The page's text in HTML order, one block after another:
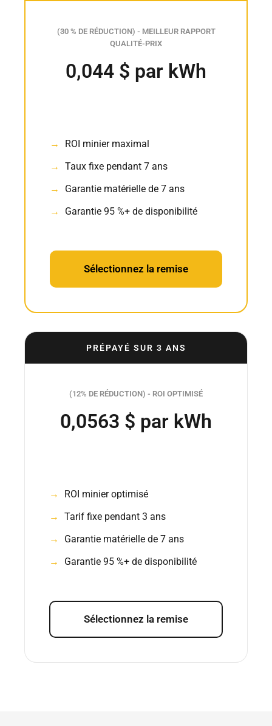
(30 % DE RÉDUCTION) - MEILLEUR RAPPORT
QUALITÉ-PRIX
0,044 $ par kWh
ROI minier maximal
Taux fixe pendant 7 ans
Garantie matérielle de 7 ans
Garantie 95 %+ de disponibilité
Sélectionnez la remise
PRÉPAYÉ SUR 3 ANS
(12% DE RÉDUCTION) - ROI OPTIMISÉ
0,0563 $ par kWh
ROI minier optimisé
Tarif fixe pendant 3 ans
Garantie matérielle de 7 ans
Garantie 95 %+ de disponibilité
Sélectionnez la remise